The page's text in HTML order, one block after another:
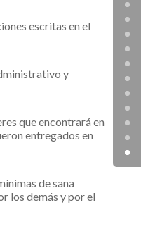
escritas en el
y
que encontrará en
entregados en
de sana
los demás y por el